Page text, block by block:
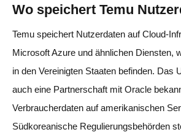
Wo speichert Temu
Temu speichert Nutzerdaten auf Cloud-
Microsoft Azure und ähnlichen Diensten,
in den Vereinigten Staaten befinden. Das
auch eine Partnerschaft mit Oracle
Verbraucherdaten auf amerikanischen
Südkoreanische Regulierungsbehörden